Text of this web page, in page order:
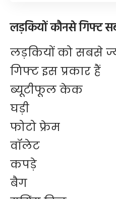
लड़कियों कौनसे गिफ्ट
लड़कियों को सबसे
गिफ्ट इस प्रकार हैं
ब्यूटीफूल केक
घड़ी
फोटो फ्रेम
वॉलेट
कपड़े
बैग